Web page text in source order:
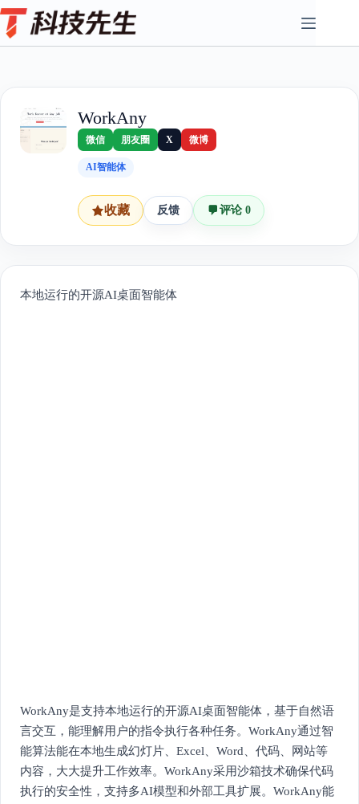
Skip
to
content
WorkAny
微信 朋友圈 X 微博
AI智能体
收藏 反馈 评论 0
本地运行的开源AI桌面智能体
WorkAny是支持本地运行的开源AI桌面智能体，基于自然语
言交互，能理解用户的指令执行各种任务。WorkAny通过智
能算法能在本地生成幻灯片、Excel、Word、代码、网站等
内容，大大提升工作效率。WorkAny采用沙箱技术确保代码
执行的安全性，支持多AI模型和外部工具扩展。WorkAny能